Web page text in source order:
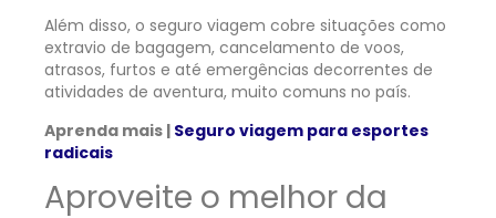
Além disso, o seguro viagem cobre situações como
extravio de bagagem, cancelamento de voos,
atrasos, furtos e até emergências decorrentes de
atividades de aventura, muito comuns no país.
Aprenda mais | Seguro viagem para esportes
radicais
Aproveite o melhor da